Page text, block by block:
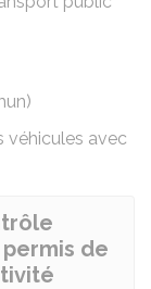
véhicules avec
de